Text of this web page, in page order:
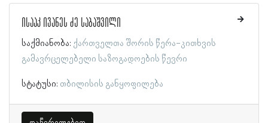
ისააკ ივანეს ძე საბაშვილი
საქმიანობა: ქართველთა შორის წერა-კითხვის
გამავრცელებელი საზოგადოების წევრი
სტატუსი: თბილისის განყოფილება